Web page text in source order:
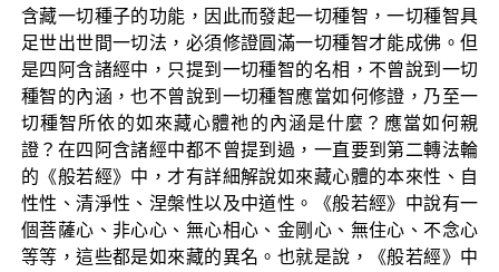
含藏一切種子的功能，因此而發起一切種智，一切種智具
足世出世間一切法，必須修證圓滿一切種智才能成佛。但
是四阿含諸經中，只提到一切種智的名相，不曾說到一切
種智的內涵，也不曾說到一切種智應當如何修證，乃至一
切種智所依的如來藏心體祂的內涵是什麼？應當如何親
證？在四阿含諸經中都不曾提到過，一直要到第二轉法輪
的《般若經》中，才有詳細解說如來藏心體的本來性、自
性性、清淨性、涅槃性以及中道性。《般若經》中說有一
個菩薩心、非心心、無心相心、金剛心、無住心、不念心
等等，這些都是如來藏的異名。也就是說，《般若經》中